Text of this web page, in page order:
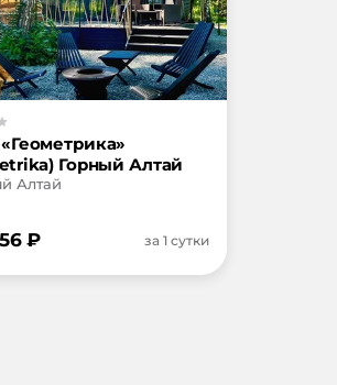
Горный Алтай
Алтай
₽ за 1 сутки